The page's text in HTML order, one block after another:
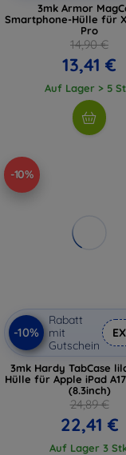
3mk Armor
Smartphone-Hülle für
Pro
14,90 €
13,41 €
Auf Lager > 5
-10%
-10%
Rabatt
mit
Gutschein
3mk Hardy TabCase
Hülle für Apple iPad
(8.3inch)
24,89 €
22,41 €
Auf Lager 3